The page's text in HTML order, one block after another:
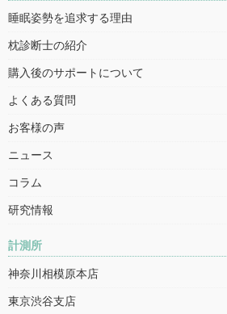
睡眠姿勢を追求する理由
枕診断士の紹介
購入後のサポートについて
よくある質問
お客様の声
ニュース
コラム
研究情報
計測所
神奈川相模原本店
東京渋谷支店